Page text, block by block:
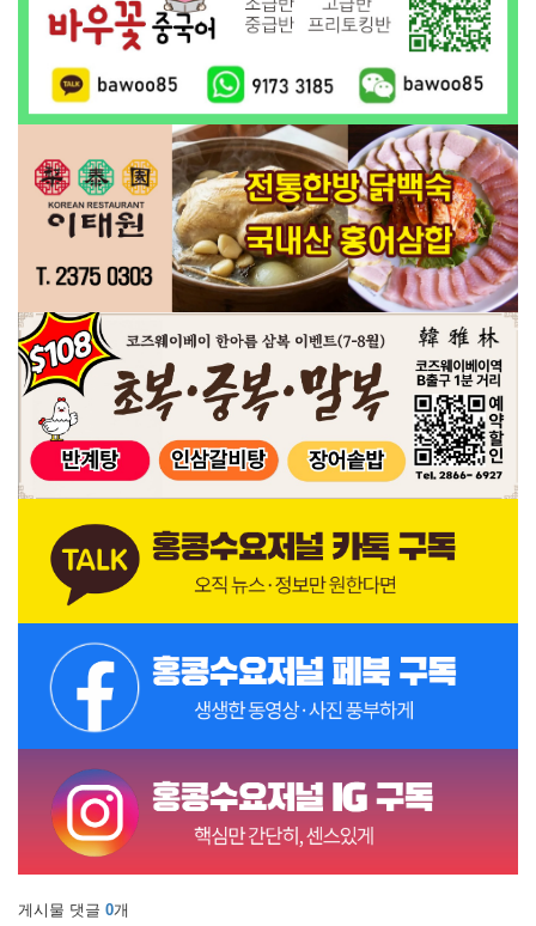
게시물 댓글 0개